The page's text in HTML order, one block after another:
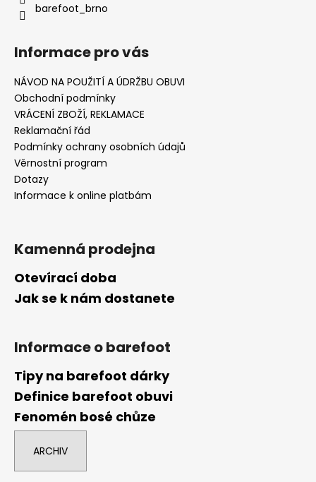
barefoot_brno
Informace pro vás
NÁVOD NA POUŽITÍ A ÚDRŽBU OBUVI
Obchodní podmínky
VRÁCENÍ ZBOŽÍ, REKLAMACE
Reklamační řád
Podmínky ochrany osobních údajů
Věrnostní program
Dotazy
Informace k online platbám
Kamenná prodejna
Otevírací doba
Jak se k nám dostanete
Informace o barefoot
Tipy na barefoot dárky
Definice barefoot obuvi
Fenomén bosé chůze
ARCHIV